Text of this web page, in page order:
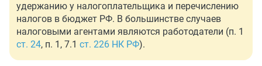
удержанию у налогоплательщика и перечислению
налогов в бюджет РФ. В большинстве случаев
налоговыми агентами являются работодатели (п. 1
ст. 24, п. 1, 7.1 ст. 226 НК РФ).